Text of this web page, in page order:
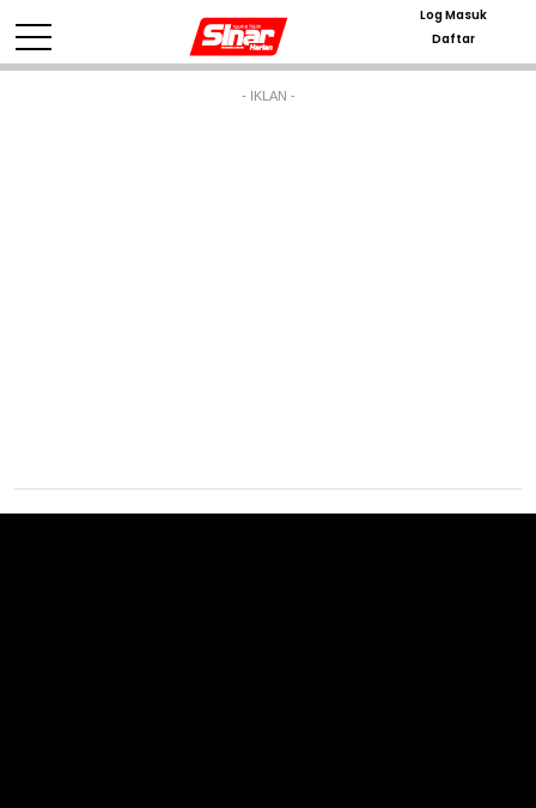
Log Masuk
Daftar
- IKLAN -